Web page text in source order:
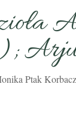
Ptak Korbacz